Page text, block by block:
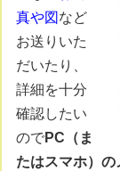
真や図 など
お送りいた
だいたり、
詳細を十分
確認したい
のでPC（ま
たはスマホ）